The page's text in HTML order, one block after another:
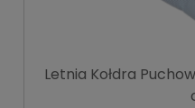
Letnia Kołdra